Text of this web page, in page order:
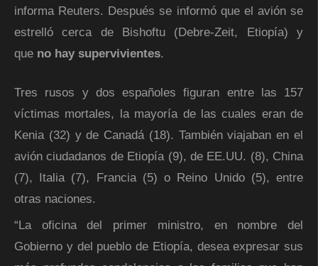
informa Reuters. Después se informó que el avión se
estrelló cerca de Bishoftu (Debre-Zeit, Etiopía) y
que no hay supervivientes.
Tres rusos y dos españoles figuran entre las 157
víctimas mortales, la mayoría de las cuales eran de
Kenia (32) y de Canadá (18). También viajaban en el
avión ciudadanos de Etiopía (9), de EE.UU. (8), China
(7), Italia (7), Francia (5) o Reino Unido (5), entre
otras naciones.
“La oficina del primer ministro, en nombre del
Gobierno y del pueblo de Etiopía, desea expresar sus